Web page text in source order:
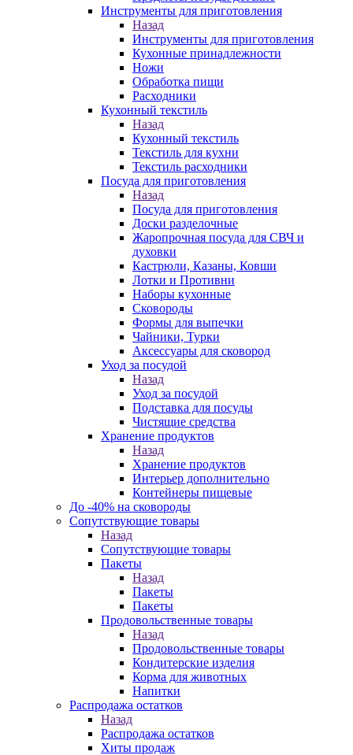
Инструменты для приготовления
Назад
Инструменты для приготовления
Кухонные принадлежности
Ножи
Обработка пищи
Расходники
Кухонный текстиль
Назад
Кухонный текстиль
Текстиль для кухни
Текстиль расходники
Посуда для приготовления
Назад
Посуда для приготовления
Доски разделочные
Жаропрочная посуда для СВЧ и
духовки
Кастрюли, Казаны, Ковши
Лотки и Противни
Наборы кухонные
Сковороды
Формы для выпечки
Чайники, Турки
Аксессуары для сковород
Уход за посудой
Назад
Уход за посудой
Подставка для посуды
Чистящие средства
Хранение продуктов
Назад
Хранение продуктов
Интерьер дополнительно
Контейнеры пищевые
До -40% на сковороды
Сопутствующие товары
Назад
Сопутствующие товары
Пакеты
Назад
Пакеты
Пакеты
Продовольственные товары
Назад
Продовольственные товары
Кондитерские изделия
Корма для животных
Напитки
Распродажа остатков
Назад
Распродажа остатков
Хиты продаж